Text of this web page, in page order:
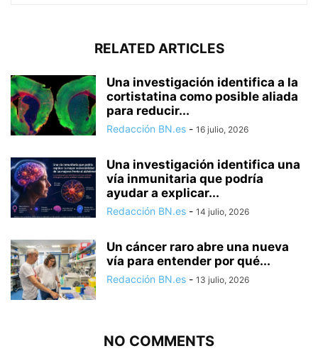
RELATED ARTICLES
Una investigación identifica a la
cortistatina como posible aliada
para reducir...
Redacción BN.es - 16 julio, 2026
Una investigación identifica una
vía inmunitaria que podría
ayudar a explicar...
Redacción BN.es - 14 julio, 2026
Un cáncer raro abre una nueva
vía para entender por qué...
Redacción BN.es - 13 julio, 2026
NO COMMENTS